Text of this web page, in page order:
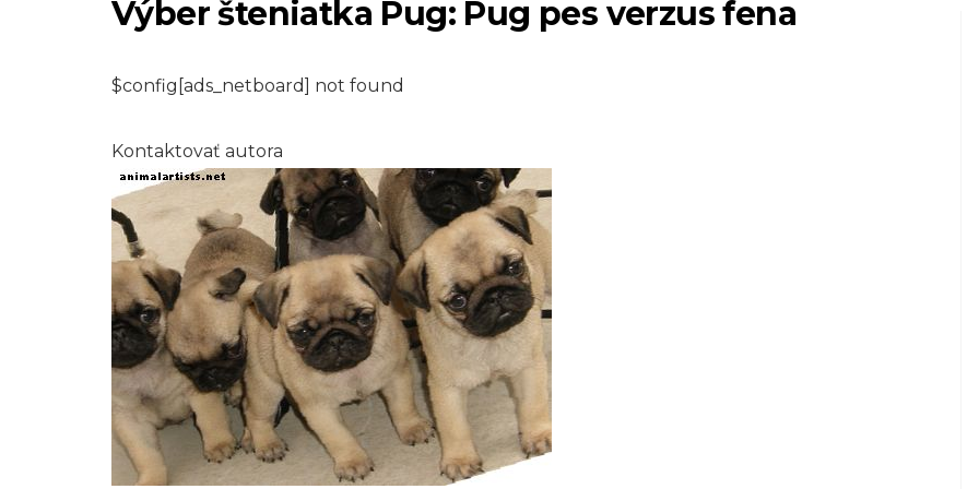
Výber šteniatka Pug: Pug pes verzus fena
$config[ads_netboard] not found
Kontaktovať autora
PLAZY A OBOJŽIVELNÍKY
Ako sa zbaviť plesní
vo vašom úli
7,2026
HOSPODÁRSKE ZVIERATÁ AKO DOMÁCE